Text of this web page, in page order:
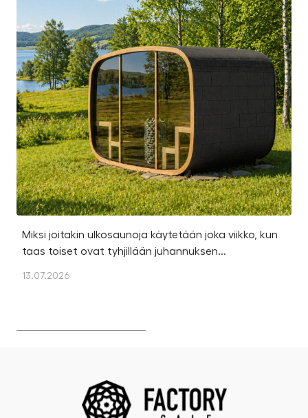
Miksi joitakin ulkosaunoja käytetään joka viikko, kun
taas toiset ovat tyhjillään juhannuksen...
13.07.2026